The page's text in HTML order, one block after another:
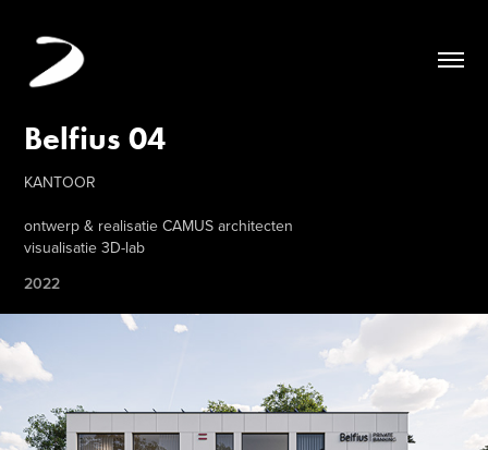
Belfius 04
KANTOOR
ontwerp & realisatie CAMUS architecten
visualisatie 3D-lab
2022